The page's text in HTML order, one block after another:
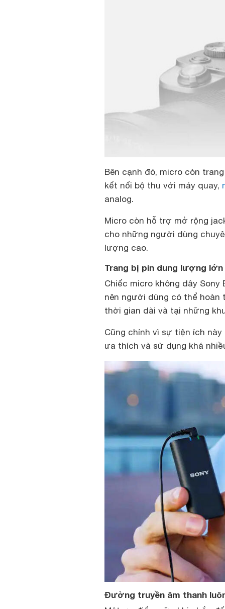
Bên cạnh đó, micro còn
kết nối bộ thu với máy quay,
analog.
Micro còn hỗ trợ mở rộng
cho những người dùng
lượng cao.
Trang bị pin dung lượng lớn
Chiếc micro không dây
nên người dùng có thể hoàn
thời gian dài và tại những
Cũng chính vì sự tiện ích
ưa thích và sử dụng khá
Đường truyền âm thanh